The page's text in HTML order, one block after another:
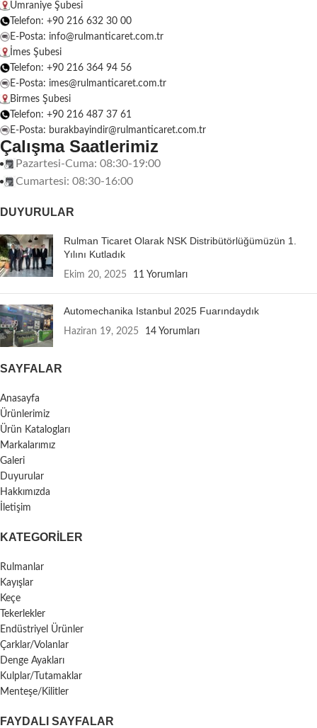
Ümraniye Şubesi
Telefon: +90 216 632 30 00
E-Posta: info@rulmanticaret.com.tr
İmes Şubesi
Telefon: +90 216 364 94 56
E-Posta: imes@rulmanticaret.com.tr
Birmes Şubesi
Telefon: +90 216 487 37 61
E-Posta: burakbayindir@rulmanticaret.com.tr
Çalışma Saatlerimiz
Pazartesi-Cuma: 08:30-19:00
Cumartesi: 08:30-16:00
DUYURULAR
Rulman Ticaret Olarak NSK Distribütörlüğümüzün 1.
Yılını Kutladık
Ekim 20, 2025 11 Yorumları
Automechanika Istanbul 2025 Fuarındaydık
Haziran 19, 2025 14 Yorumları
SAYFALAR
Anasayfa
Ürünlerimiz
Ürün Katalogları
Markalarımız
Galeri
Duyurular
Hakkımızda
İletişim
KATEGORILER
Rulmanlar
Kayışlar
Keçe
Tekerlekler
Endüstriyel Ürünler
Çarklar/Volanlar
Denge Ayakları
Kulplar/Tutamaklar
Menteşe/Kilitler
FAYDALI SAYFALAR